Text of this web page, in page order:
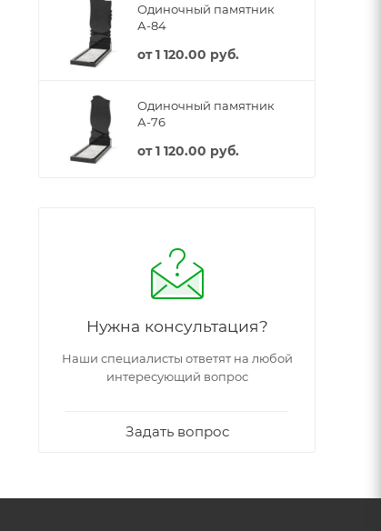
Одиночный памятник
А-84
от1 120.00 руб.
Одиночный памятник
А-76
от1 120.00 руб.
Нужна консультация?
Наши специалисты ответят на любой
интересующий вопрос
Задать вопрос